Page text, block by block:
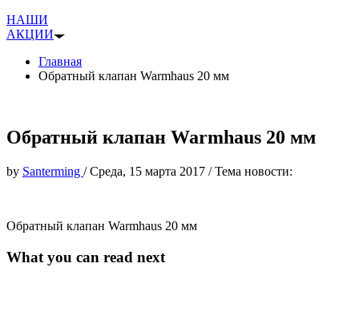
НАШИ
АКЦИИ
Главная
Обратный клапан Warmhaus 20 мм
Обратный клапан Warmhaus 20 мм
by Santerming /Среда, 15 марта 2017 /Тема новости:
Обратный клапан Warmhaus 20 мм
What you can read next